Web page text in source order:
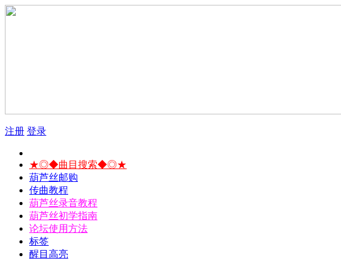
注册 登录
★◎◆曲目搜索◆◎★
葫芦丝邮购
传曲教程
葫芦丝录音教程
葫芦丝初学指南
论坛使用方法
标签
醒目高亮